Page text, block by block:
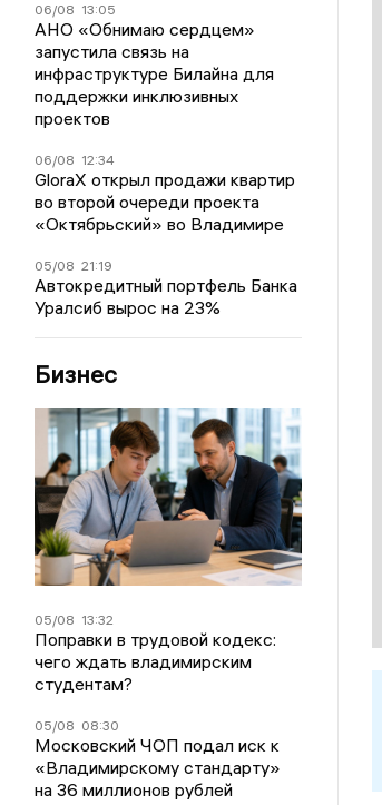
06/08 13:05
АНО «Обнимаю сердцем»
запустила связь на
инфраструктуре Билайна для
поддержки инклюзивных
проектов
06/08 12:34
GloraX открыл продажи квартир
во второй очереди проекта
«Октябрьский» во Владимире
05/08 21:19
Автокредитный портфель Банка
Уралсиб вырос на 23%
Бизнес
05/08 13:32
Поправки в трудовой кодекс:
чего ждать владимирским
студентам?
05/08 08:30
Московский ЧОП подал иск к
«Владимирскому стандарту»
на 36 миллионов рублей